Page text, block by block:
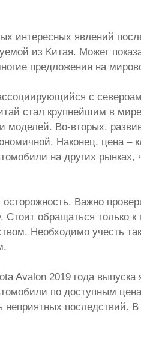
интересных явлений
из Китая. Может
предложения на
с
стал крупнейшим в
моделей. Во-вторых,
Наконец, цена
на других
Важно
обращаться только
Необходимо учесть
Avalon 2019 года выпуска
по доступным
неприятных